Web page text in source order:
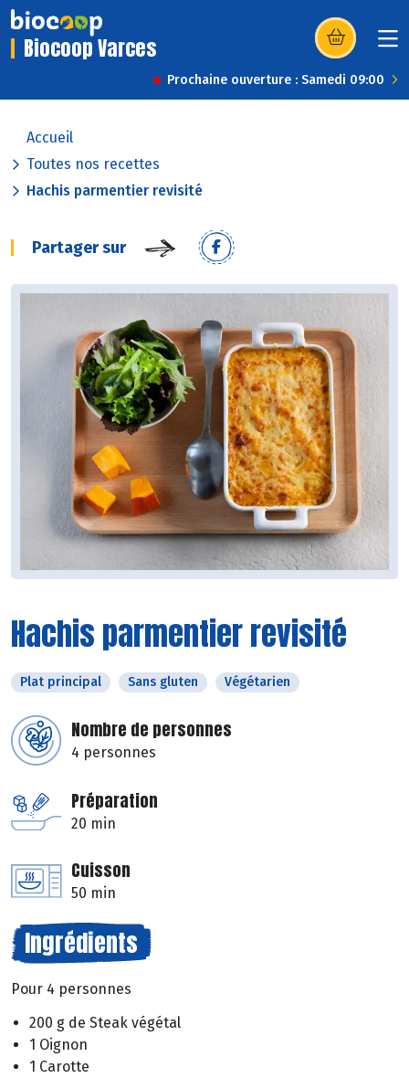
Biocoop Varces (s’ouvre dans
Prochaine ouverture : Samedi 09:00
Accueil
Toutes nos recettes
Hachis parmentier revisité
Partager sur
Hachis parmentier revisité
Plat principal Sans gluten Végétarien
Nombre de personnes
4 personnes
Préparation
20 min
Cuisson
50 min
Ingrédients
Pour 4 personnes
200 g de Steak végétal
1 Oignon
1 Carotte